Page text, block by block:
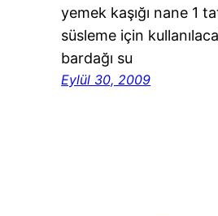
yemek kaşığı nane 1
süsleme için
bardağı su
Eylül 30, 2009